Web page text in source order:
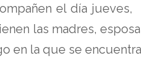
el día
las madres,
en la que se